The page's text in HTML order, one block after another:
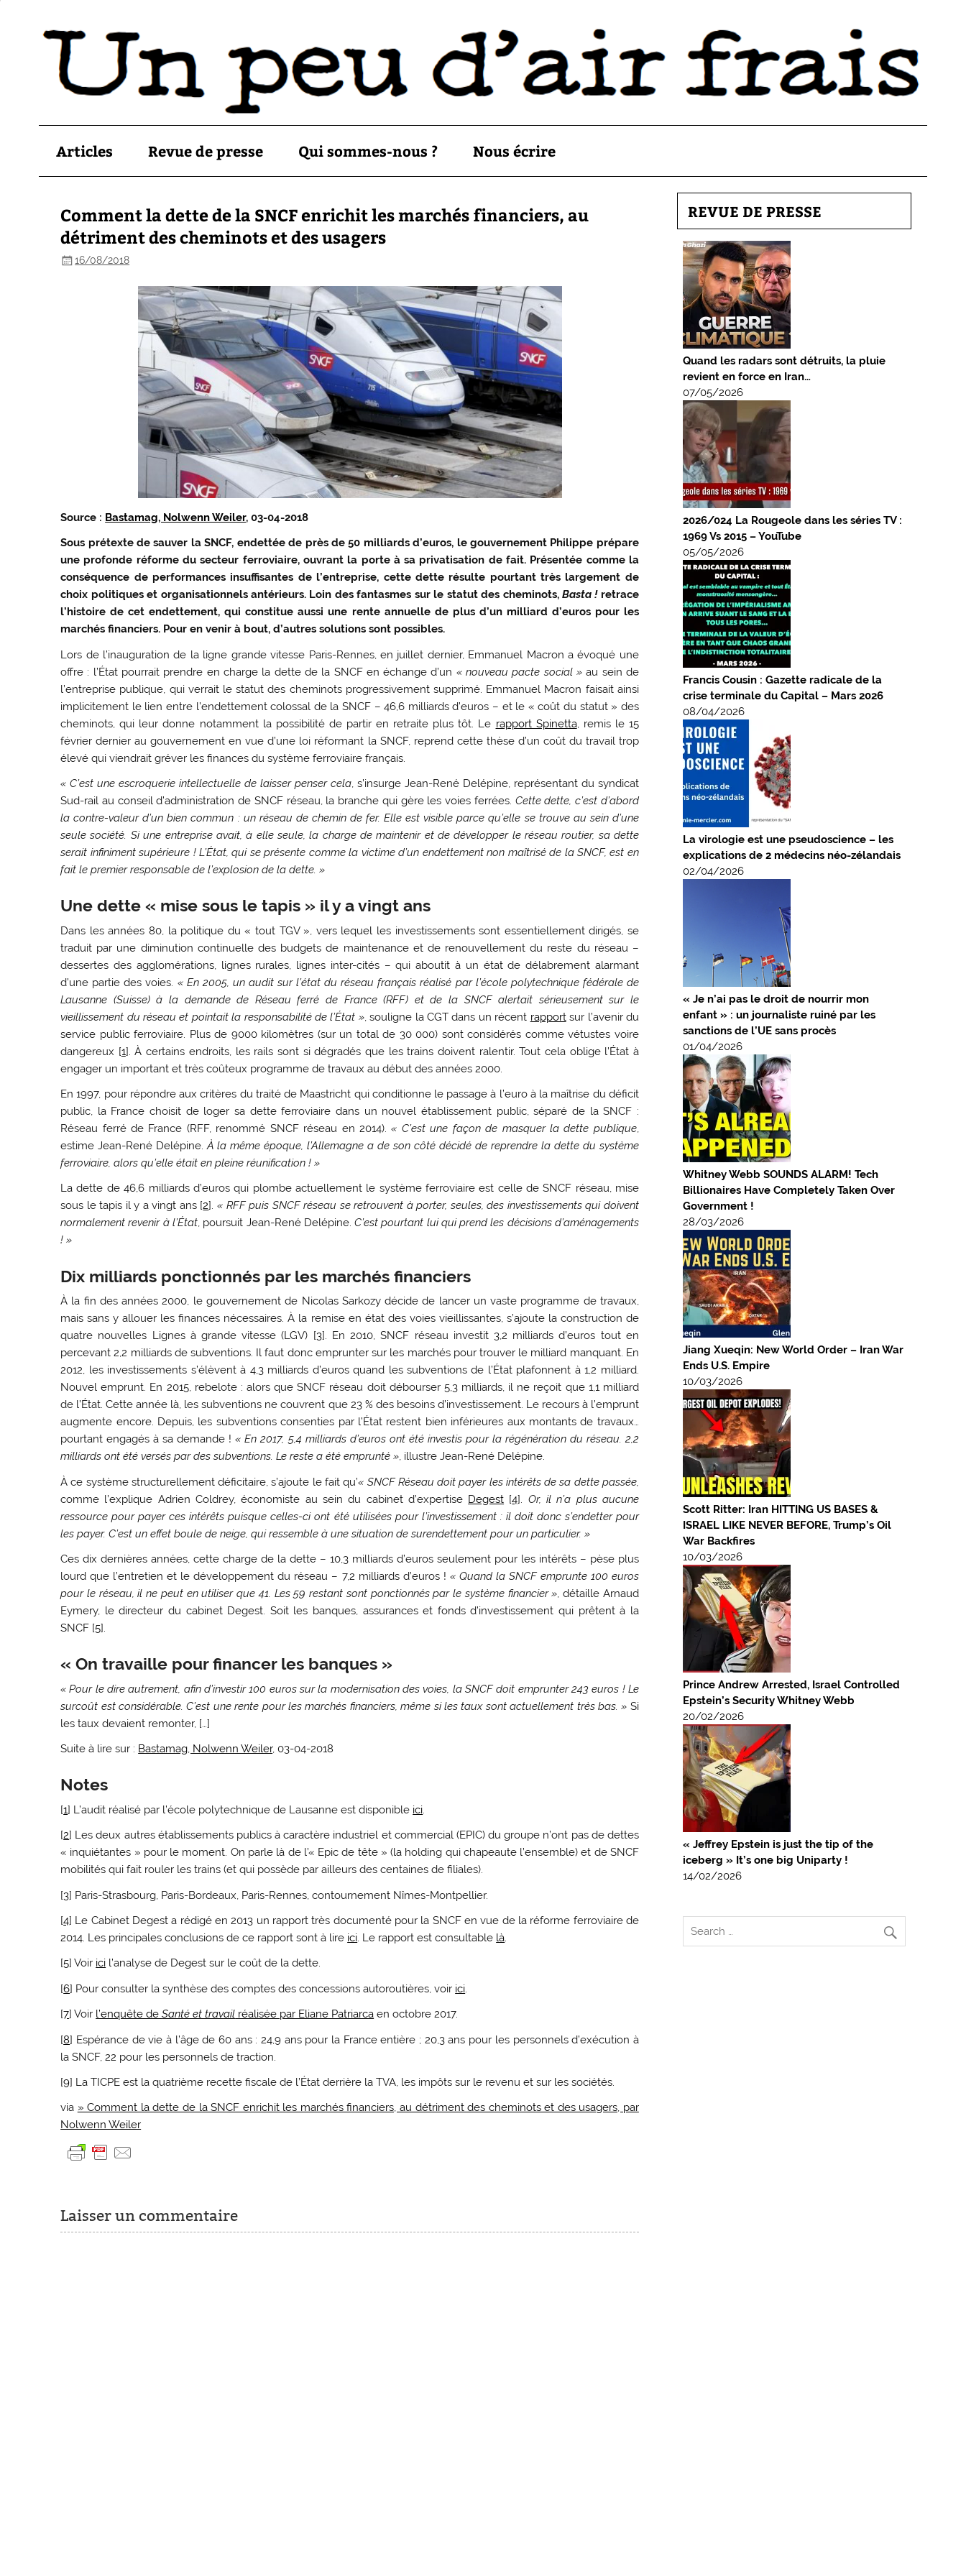
Articles Revue de presse Qui sommes-nous ? Nous écrire
Comment la dette de la SNCF enrichit les marchés financiers, au
détriment des cheminots et des usagers
16/08/2018
Source : Bastamag, Nolwenn Weiler, 03-04-2018
Sous prétexte de sauver la SNCF, endettée de près de 50 milliards d’euros, le gouvernement Philippe prépare
une profonde réforme du secteur ferroviaire, ouvrant la porte à sa privatisation de fait. Présentée comme la
conséquence de performances insuffisantes de l’entreprise, cette dette résulte pourtant très largement de
choix politiques et organisationnels antérieurs. Loin des fantasmes sur le statut des cheminots, Basta !retrace
l’histoire de cet endettement, qui constitue aussi une rente annuelle de plus d’un milliard d’euros pour les
marchés financiers. Pour en venir à bout, d’autres solutions sont possibles.
Lors de l’inauguration de la ligne grande vitesse Paris-Rennes, en juillet dernier, Emmanuel Macron a évoqué une
offre : l’État pourrait prendre en charge la dette de la SNCF en échange d’un « nouveau pacte social »au sein de
l’entreprise publique, qui verrait le statut des cheminots progressivement supprimé. Emmanuel Macron faisait ainsi
implicitement le lien entre l’endettement colossal de la SNCF – 46,6 milliards d’euros – et le « coût du statut » des
cheminots, qui leur donne notamment la possibilité de partir en retraite plus tôt. Le rapport Spinetta, remis le 15
février dernier au gouvernement en vue d’une loi réformant la SNCF, reprend cette thèse d’un coût du travail trop
élevé qui viendrait gréver les finances du système ferroviaire français.
« C’est une escroquerie intellectuelle de laisser penser cela, s’insurge Jean-René Delépine, représentant du syndicat
Sud-rail au conseil d’administration de SNCF réseau, la branche qui gère les voies ferrées. Cette dette, c’est d’abord
la contre-valeur d’un bien commun : un réseau de chemin de fer. Elle est visible parce qu’elle se trouve au sein d’une
seule société. Si une entreprise avait, à elle seule, la charge de maintenir et de développer le réseau routier, sa dette
serait infiniment supérieure ! L’État, qui se présente comme la victime d’un endettement non maîtrisé de la SNCF, est en
fait le premier responsable de l’explosion de la dette. »
Une dette « mise sous le tapis » il y a vingt ans
Dans les années 80, la politique du « tout TGV », vers lequel les investissements sont essentiellement dirigés, se
traduit par une diminution continuelle des budgets de maintenance et de renouvellement du reste du réseau –
dessertes des agglomérations, lignes rurales, lignes inter-cités – qui aboutit à un état de délabrement alarmant
d’une partie des voies. « En 2005, un audit sur l’état du réseau français réalisé par l’école polytechnique fédérale de
Lausanne (Suisse) à la demande de Réseau ferré de France (RFF) et de la SNCF alertait sérieusement sur le
vieillissement du réseau et pointait la responsabilité de l’État », souligne la CGT dans un récent rapportsur l’avenir du
service public ferroviaire. Plus de 9000 kilomètres (sur un total de 30 000) sont considérés comme vétustes voire
dangereux [1]. À certains endroits, les rails sont si dégradés que les trains doivent ralentir. Tout cela oblige l’État à
engager un important et très coûteux programme de travaux au début des années 2000.
En 1997, pour répondre aux critères du traité de Maastricht qui conditionne le passage à l’euro à la maîtrise du déficit
public, la France choisit de loger sa dette ferroviaire dans un nouvel établissement public, séparé de la SNCF :
Réseau ferré de France (RFF, renommé SNCF réseau en 2014).« C’est une façon de masquer la dette publique,
estime Jean-René Delépine.À la même époque, l’Allemagne a de son côté décidé de reprendre la dette du système
ferroviaire, alors qu’elle était en pleine réunification ! »
La dette de 46,6 milliards d’euros qui plombe actuellement le système ferroviaire est celle de SNCF réseau, mise
sous le tapis il y a vingt ans[2]. « RFF puis SNCF réseau se retrouvent à porter, seules, des investissements qui doivent
normalement revenir à l’État, poursuit Jean-René Delépine.C’est pourtant lui qui prend les décisions d’aménagements
! »
Dix milliards ponctionnés par les marchés financiers
À la fin des années 2000, le gouvernement de Nicolas Sarkozy décide de lancer un vaste programme de travaux,
mais sans y allouer les finances nécessaires. À la remise en état des voies vieillissantes, s’ajoute la construction de
quatre nouvelles Lignes à grande vitesse (LGV) [3]. En 2010, SNCF réseau investit 3,2 milliards d’euros tout en
percevant 2,2 milliards de subventions. Il faut donc emprunter sur les marchés pour trouver le milliard manquant. En
2012, les investissements s’élèvent à 4,3 milliards d’euros quand les subventions de l’État plafonnent à 1,2 milliard.
Nouvel emprunt. En 2015, rebelote : alors que SNCF réseau doit débourser 5,3 milliards, il ne reçoit que 1,1 milliard
de l’État. Cette année là, les subventions ne couvrent que 23 % des besoins d’investissement. Le recours à l’emprunt
augmente encore. Depuis, les subventions consenties par l’État restent bien inférieures aux montants de travaux…
pourtant engagés à sa demande !« En 2017, 5,4 milliards d’euros ont été investis pour la régénération du réseau. 2,2
milliards ont été versés par des subventions. Le reste a été emprunté », illustre Jean-René Delépine.
À ce système structurellement déficitaire, s’ajoute le fait qu’« SNCF Réseau doit payer les intérêts de sa dette passée,
comme l’explique Adrien Coldrey, économiste au sein du cabinet d’expertise Degest [4]
Or, il n’a plus aucune
ressource pour payer ces intérêts puisque celles-ci ont été utilisées pour l’investissement : il doit donc s’endetter pour
les payer. C’est un effet boule de neige, qui ressemble à une situation de surendettement pour un particulier. »
Ces dix dernières années, cette charge de la dette – 10,3 milliards d’euros seulement pour les intérêts – pèse plus
lourd que l’entretien et le développement du réseau – 7,2 milliards d’euros ! « Quand la SNCF emprunte 100 euros
pour le réseau, il ne peut en utiliser que 41. Les 59 restant sont ponctionnés par le système financier », détaille Arnaud
Eymery, le directeur du cabinet Degest. Soit les banques, assurances et fonds d’investissement qui prêtent à la
SNCF [5].
« On travaille pour financer les banques »
« Pour le dire autrement, afin d’investir 100 euros sur la modernisation des voies, la SNCF doit emprunter 243 euros ! Le
surcoût est considérable. C’est une rente pour les marchés financiers, même si les taux sont actuellement très bas. » Si
les taux devaient remonter, […]
Suite à lire sur : Bastamag, Nolwenn Weiler, 03-04-2018
Notes
[1] L’audit réalisé par l’école polytechnique de Lausanne est disponible ici.
[2] Les deux autres établissements publics à caractère industriel et commercial (EPIC) du groupe n’ont pas de dettes
« inquiétantes » pour le moment. On parle là de l’« Epic de tête » (la holding qui chapeaute l’ensemble) et de SNCF
mobilités qui fait rouler les trains (et qui possède par ailleurs des centaines de filiales).
[3] Paris-Strasbourg, Paris-Bordeaux, Paris-Rennes, contournement Nîmes-Montpellier.
[4] Le Cabinet Degest a rédigé en 2013 un rapport très documenté pour la SNCF en vue de la réforme ferroviaire de
2014. Les principales conclusions de ce rapport sont à lire ici. Le rapport est consultable là.
[5]Voir ici l’analyse de Degest sur le coût de la dette.
[6] Pour consulter la synthèse des comptes des concessions autoroutières, voir ici.
[7]Voir l’enquête deSanté et travail réalisée par Eliane Patriarca en octobre 2017.
[8] Espérance de vie à l’âge de 60 ans : 24,9 ans pour la France entière ; 20,3 ans pour les personnels d’exécution à
la SNCF, 22 pour les personnels de traction.
[9] La TICPE est la quatrième recette fiscale de l’État derrière la TVA, les impôts sur le revenu et sur les sociétés.
via » Comment la dette de la SNCF enrichit les marchés financiers, au détriment des cheminots et des usagers, par
Nolwenn Weiler
Laisser un commentaire
REVUE DE PRESSE
Quand les radars sont détruits, la pluie
revient en force en Iran…
07/05/2026
2026/024 La Rougeole dans les séries TV :
1969 Vs 2015 – YouTube
05/05/2026
Francis Cousin : Gazette radicale de la
crise terminale du Capital – Mars 2026
08/04/2026
La virologie est une pseudoscience – les
explications de 2 médecins néo-zélandais
02/04/2026
« Je n’ai pas le droit de nourrir mon
enfant » : un journaliste ruiné par les
sanctions de l’UE sans procès
01/04/2026
Whitney Webb SOUNDS ALARM! Tech
Billionaires Have Completely Taken Over
Government !
28/03/2026
Jiang Xueqin: New World Order – Iran War
Ends U.S. Empire
10/03/2026
Scott Ritter: Iran HITTING US BASES &
ISRAEL LIKE NEVER BEFORE, Trump’s Oil
War Backfires
10/03/2026
Prince Andrew Arrested, Israel Controlled
Epstein’s Security Whitney Webb
20/02/2026
« Jeffrey Epstein is just the tip of the
iceberg » It’s one big Uniparty !
14/02/2026